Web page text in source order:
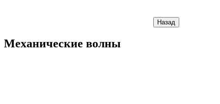
Назад
Механические волны